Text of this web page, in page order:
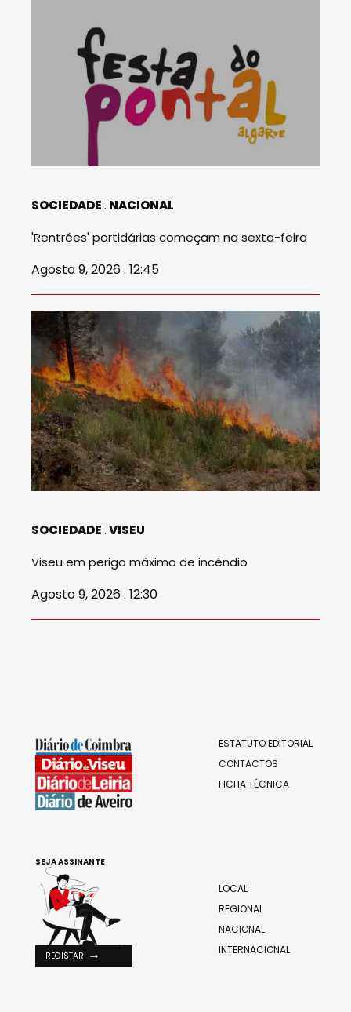
SOCIEDADE NACIONAL
'Rentrées' partidárias começam na sexta-feira
Agosto 9, 2026 . 12:45
SOCIEDADE VISEU
Viseu em perigo máximo de incêndio
Agosto 9, 2026 . 12:30
ESTATUTO EDITORIAL
CONTACTOS
FICHA TÉCNICA
LOCAL
REGIONAL
NACIONAL
INTERNACIONAL
SEJA ASSINANTE
REGISTAR